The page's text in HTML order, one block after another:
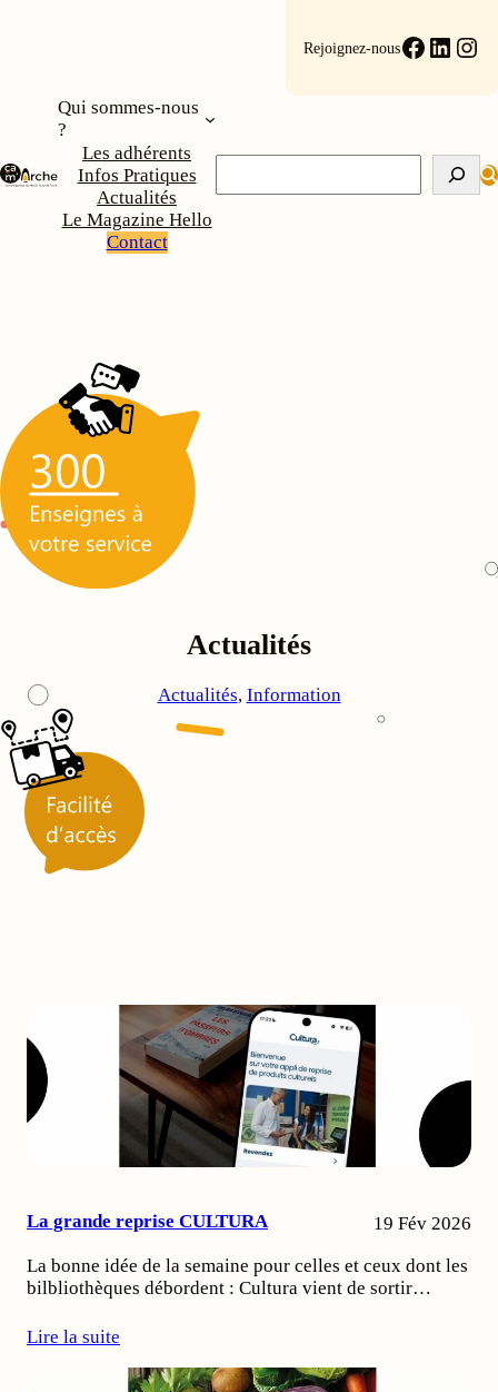
Rejoignez-nous
Qui sommes-nous
?
Les adhérents
Infos Pratiques
Actualités
Le Magazine Hello
Contact
Actualités
Actualités, Information
La grande reprise CULTURA 19 Fév 2026
La bonne idée de la semaine pour celles et ceux dont les
bilbliothèques débordent : Cultura vient de sortir…
Lire la suite